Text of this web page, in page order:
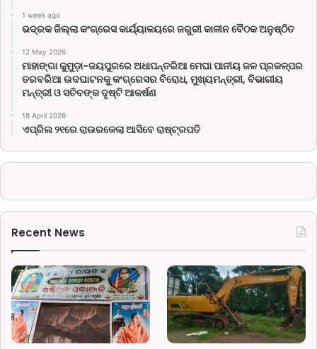
1 week ago
ଭଦ୍ରକ ଜିଲ୍ଲା କଂଗ୍ରେସ କାର୍ଯ୍ୟାଳୟରେ ଜରୁରୀ କାଳୀନ ବୈଠକ ଅନୁଷ୍ଠିତ
12 May 2026
ମାହାଙ୍ଗା କୁମୁଡ଼ା-ଜୟପୁରରେ ଅଧାପନ୍ତରିଆ ମେଘା ପାନୀୟ ଜଳ ପ୍ରକଳ୍ପର
ତରବରିଆ ଉଦଘାଟନକୁ କଂଗ୍ରେସର ବିରୋଧ, ମୁଖ୍ୟମନ୍ତ୍ରୀ, ବିଭାଗୀୟ
ମନ୍ତ୍ରୀ ଓ ସଚିବଙ୍କ ଦୃଷ୍ଟି ଆକର୍ଷଣ
18 April 2026
ଏପ୍ରିଲ ୨୧ରେ ରାଉରକେଲା ଆସିବେ ରାଷ୍ଟ୍ରପତି
Recent News